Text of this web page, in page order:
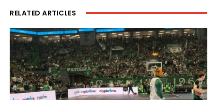
RELATED ARTICLES